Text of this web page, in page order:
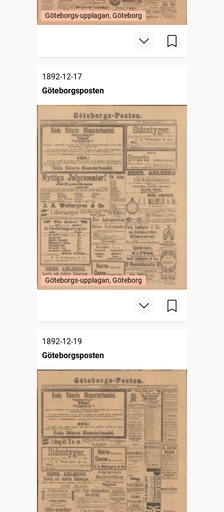
Göteborgs-upplagan, Göteborg
1892-12-17
Göteborgsposten
Göteborgs-upplagan, Göteborg
1892-12-19
Göteborgsposten